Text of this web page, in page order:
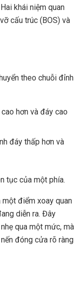
khái niệm quan
cấu trúc (BOS) và
theo chuỗi đỉnh
hơn và đáy cao
đáy thấp hơn và
tục của một phía.
điểm xoay quan
diễn ra. Đây
qua một mức, mà
đóng cửa rõ ràng